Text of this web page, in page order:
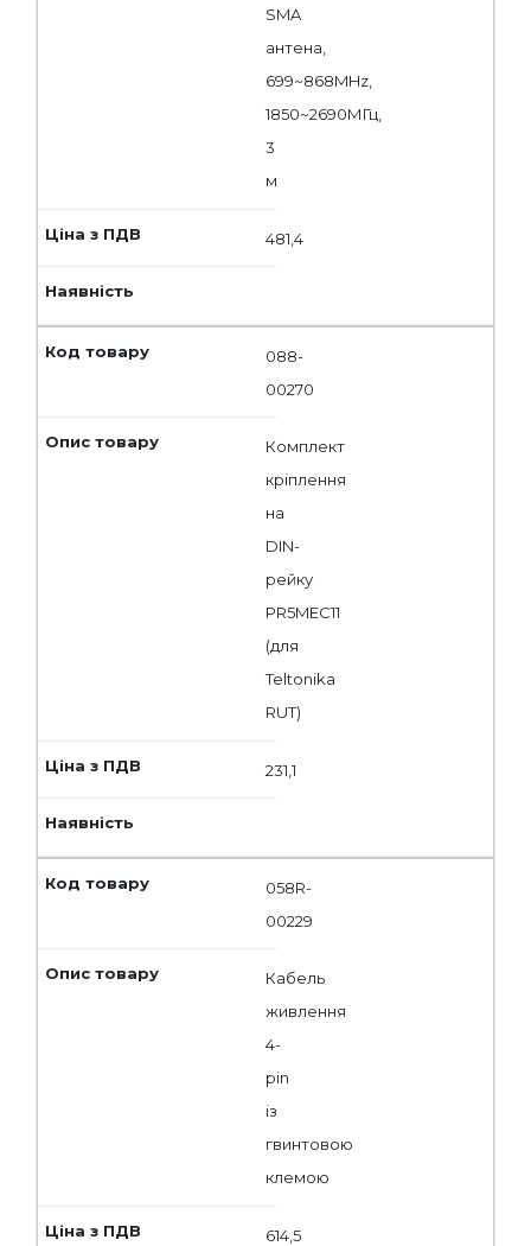
SMA
антена,
699~868MHz,
1850~2690МГц,
3
м
481,4
088-
00270
Комплект
кріплення
на
DIN-
рейку
PR5MEC11
(для
Teltonika
RUT)
231,1
058R-
00229
Кабель
живлення
4-
pin
із
гвинтовою
клемою
614,5